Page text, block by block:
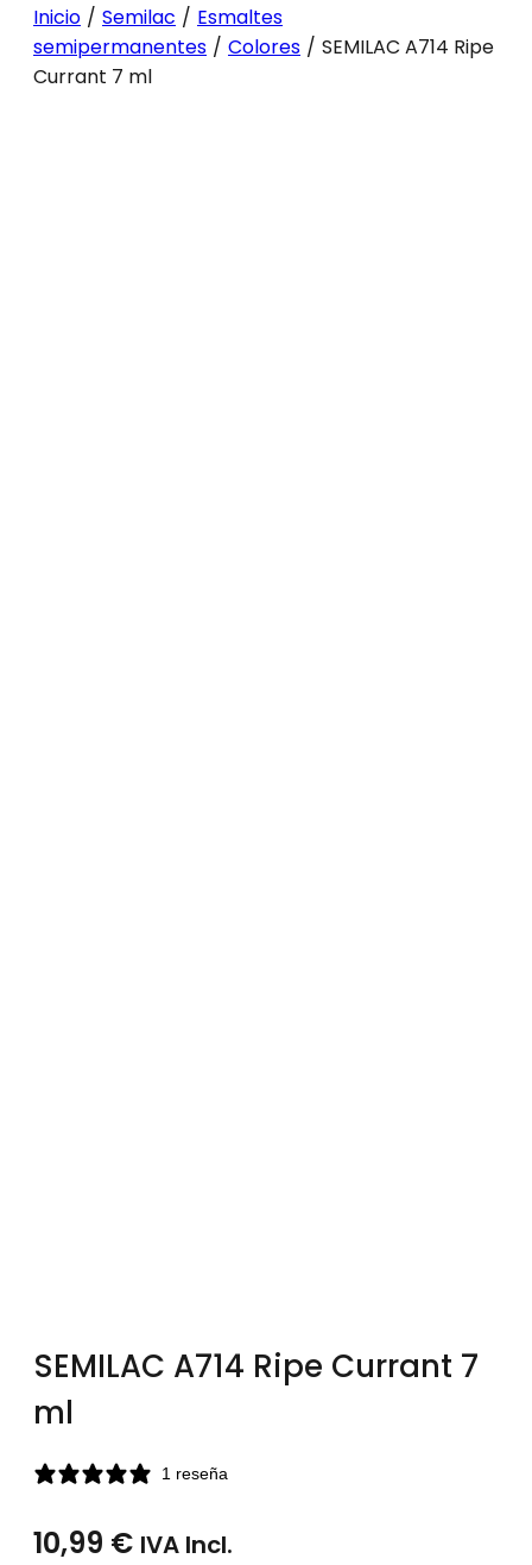
Inicio / Semilac / Esmaltes
semipermanentes / Colores / SEMILAC A714 Ripe
Currant 7 ml
SEMILAC A714 Ripe Currant 7
ml
1 reseña
10,99 € IVA Incl.